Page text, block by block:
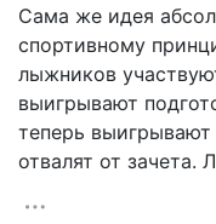
Сама же идея
спортивному
лыжников
выигрывают
теперь
отвалят от зачета.